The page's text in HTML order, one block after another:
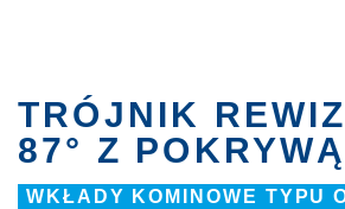
TRÓJNIK
87° Z POKRYWĄ
WKŁADY KOMINOWE TYPU